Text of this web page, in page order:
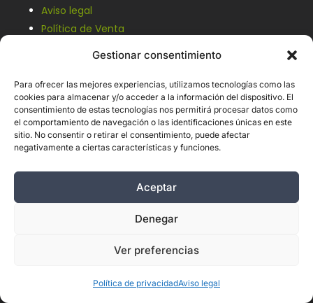
Gestionar consentimiento
Para ofrecer las mejores experiencias, utilizamos tecnologías como las
cookies para almacenar y/o acceder a la información del dispositivo. El
consentimiento de estas tecnologías nos permitirá procesar datos como
el comportamiento de navegación o las identificaciones únicas en este
sitio. No consentir o retirar el consentimiento, puede afectar
negativamente a ciertas características y funciones.
Aceptar
Denegar
Ver preferencias
Política de privacidadAviso legal
Aviso legal
Política de Venta
Suscripción a newsletter